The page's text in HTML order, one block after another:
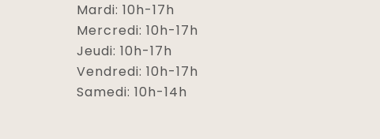
Mardi: 10h-17h
Mercredi: 10h-17h
Jeudi: 10h-17h
Vendredi: 10h-17h
Samedi: 10h-14h